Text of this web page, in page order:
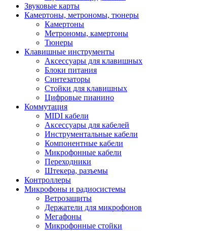
Звуковые карты
Камертоны, метрономы, тюнеры
Камертоны
Метрономы, камертоны
Тюнеры
Клавишные инструменты
Аксессуары для клавишных
Блоки питания
Синтезаторы
Стойки для клавишных
Цифровые пианино
Коммутация
MIDI кабели
Аксессуары для кабелей
Инструментальные кабели
Компонентные кабели
Микрофонные кабели
Переходники
Штекера, разъемы
Контроллеры
Микрофоны и радиосистемы
Ветрозащиты
Держатели для микрофонов
Мегафоны
Микрофонные стойки